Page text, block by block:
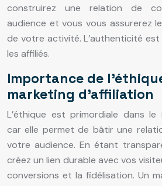
construirez une relation de
audience et vous vous assurerez
de votre activité. L’authenticité
les affiliés.
Importance de
marketing d’affiliation
L’éthique est primordiale dans le
car elle permet de bâtir une
votre audience. En étant
créez un lien durable avec vos
conversions et la fidélisation. Un